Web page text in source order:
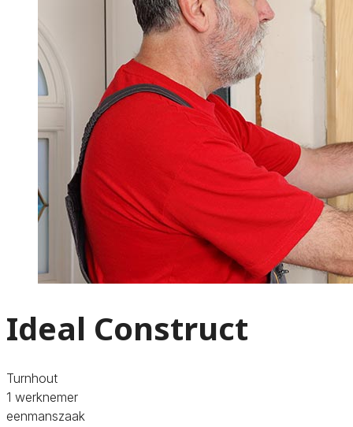
Ideal Construct
Turnhout
1 werknemer
eenmanszaak